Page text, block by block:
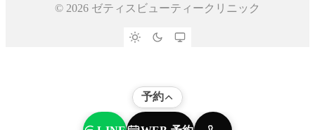
© 2026 ゼティスビューティークリニック
予約